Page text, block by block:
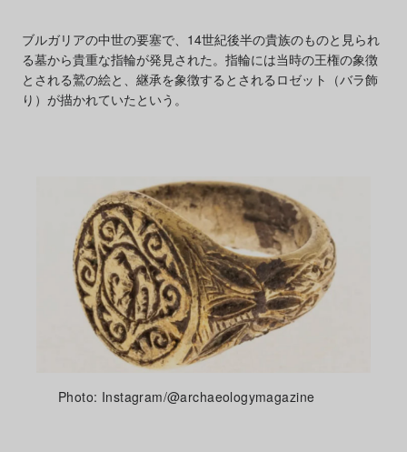
ブルガリアの中世の要塞で、14世紀後半の貴族のものと見られ
る墓から貴重な指輪が発見された。指輪には当時の王権の象徴
とされる鷲の絵と、継承を象徴するとされるロゼット（バラ飾
り）が描かれていたという。
Photo: Instagram/@archaeologymagazine